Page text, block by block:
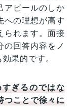
アピールのしか
への理想が高す
られます。面接
の回答内容をノ
果的です。
ぎるのではな
つことで徐々に